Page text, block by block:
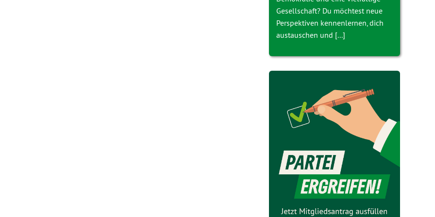
Gesellschaft? Du möchtest neue
Perspektiven kennenlernen, dich
austauschen und [...]